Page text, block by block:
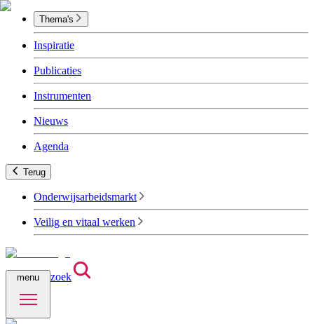
Thema's
Inspiratie
Publicaties
Instrumenten
Nieuws
Agenda
Terug
Onderwijsarbeidsmarkt
Veilig en vitaal werken
menu zoek